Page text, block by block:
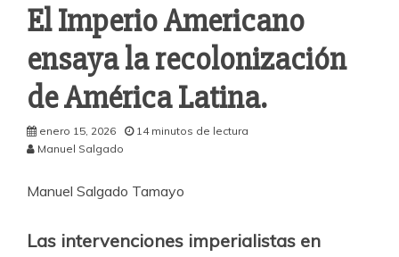
El Imperio Americano
ensaya la recolonización
de América Latina.
enero 15, 2026
14 minutos de lectura
Manuel Salgado
Manuel Salgado Tamayo
Las intervenciones imperialistas en